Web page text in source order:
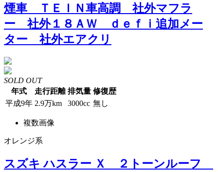
煙車 ＴＥＩＮ車高調 社外マフラ
ー 社外１８ＡＷ ｄｅｆｉ追加メー
ター 社外エアクリ
SOLD OUT
年式
走行距離 排気量 修復歴
平成9年 2.9万km 3000cc 無し
複数画像
オレンジ系
スズキ ハスラー Ｘ ２トーンルーフ